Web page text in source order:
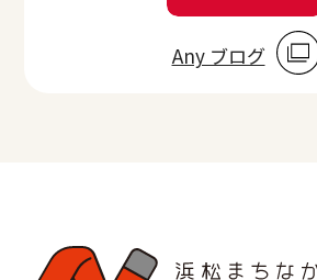
Any ブログ